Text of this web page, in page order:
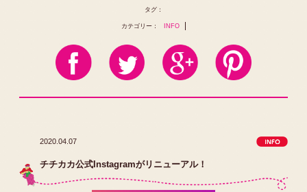
タグ：
カテゴリー： INFO
2020.04.07
チチカカ公式Instagramがリニューアル！